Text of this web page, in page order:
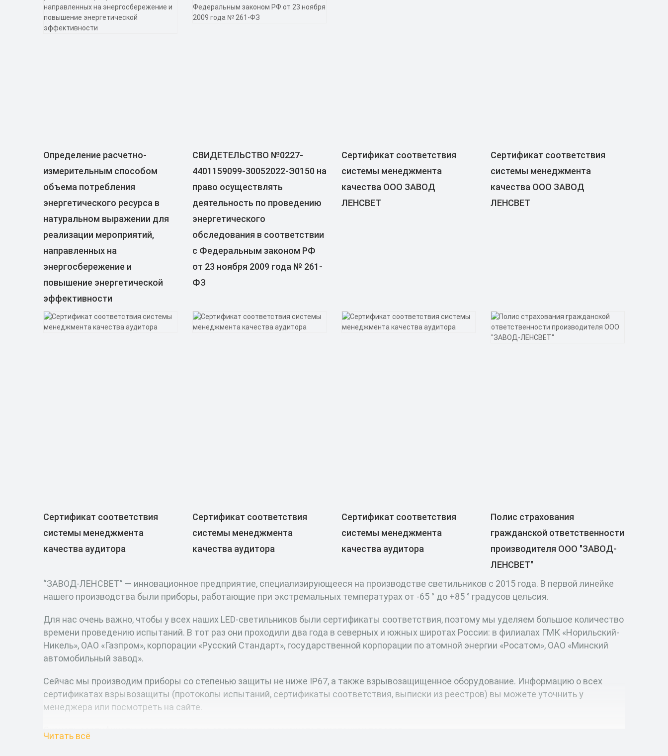
Определение расчетно-
измерительным способом
объема потребления
энергетического ресурса в
натуральном выражении для
реализации мероприятий,
направленных на
энергосбережение и
повышение энергетической
эффективности
СВИДЕТЕЛЬСТВО №0227-
4401159099-30052022-Э0150 на
право осуществлять
деятельность по проведению
энергетического
обследования в соответствии
с Федеральным законом РФ
от 23 ноября 2009 года № 261-
ФЗ
Сертификат соответствия
системы менеджмента
качества ООО ЗАВОД
ЛЕНСВЕТ
Сертификат соответствия
системы менеджмента
качества ООО ЗАВОД
ЛЕНСВЕТ
Сертификат соответствия
системы менеджмента
качества аудитора
Сертификат соответствия
системы менеджмента
качества аудитора
Сертификат соответствия
системы менеджмента
качества аудитора
Полис страхования
гражданской ответственности
производителя ООО "ЗАВОД-
ЛЕНСВЕТ"
“ЗАВОД-ЛЕНСВЕТ” — инновационное предприятие, специализирующееся на производстве светильников с 2015 года. В первой линейке
нашего производства были приборы, работающие при экстремальных температурах от -65 ° до +85 ° градусов цельсия.
Для нас очень важно, чтобы у всех наших LED-светильников были сертификаты соответствия, поэтому мы уделяем большое количество
времени проведению испытаний. В тот раз они проходили два года в северных и южных широтах России: в филиалах ГМК «Норильский-
Никель», ОАО «Газпром», корпорации «Русский Стандарт», государственной корпорации по атомной энергии «Росатом», ОАО «Минский
автомобильный завод».
Сейчас мы производим приборы со степенью защиты не ниже IP67, а также взрывозащищенное оборудование. Информацию о всех
сертификатах взрывозащиты (протоколы испытаний, сертификаты соответствия, выписки из реестров) вы можете уточнить у
менеджера или посмотреть на сайте.
Читать всё